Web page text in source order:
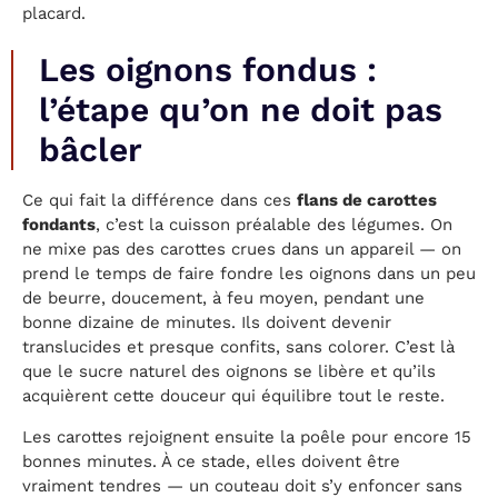
placard.
Les oignons fondus :
l’étape qu’on ne doit pas
bâcler
Ce qui fait la différence dans ces flans de carottes
fondants, c’est la cuisson préalable des légumes. On
ne mixe pas des carottes crues dans un appareil — on
prend le temps de faire fondre les oignons dans un peu
de beurre, doucement, à feu moyen, pendant une
bonne dizaine de minutes. Ils doivent devenir
translucides et presque confits, sans colorer. C’est là
que le sucre naturel des oignons se libère et qu’ils
acquièrent cette douceur qui équilibre tout le reste.
Les carottes rejoignent ensuite la poêle pour encore 15
bonnes minutes. À ce stade, elles doivent être
vraiment tendres — un couteau doit s’y enfoncer sans